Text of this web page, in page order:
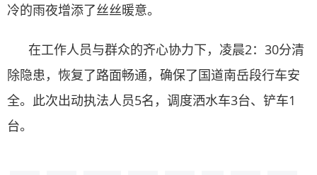
冷的雨夜增添了丝丝暖意。
在工作人员与群众的齐心协力下，凌晨2：30分清
除隐患，恢复了路面畅通，确保了国道南岳段行车安
全。此次出动执法人员5名，调度洒水车3台、铲车1
台。